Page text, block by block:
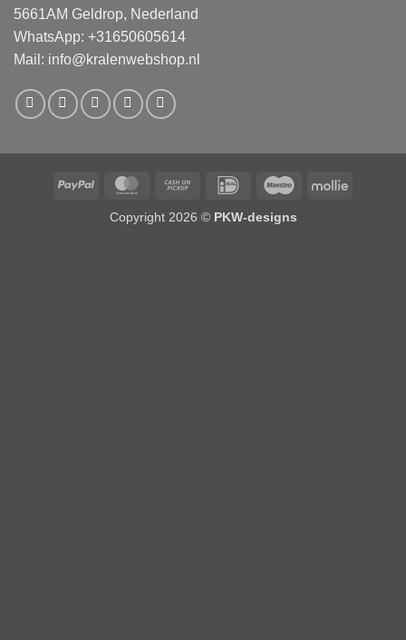
5661AM Geldrop, Nederland
WhatsApp: +31650605614
Mail: info@kralenwebshop.nl
PayPal MasterCardCash
Pickup
IDeal Maestro Mollie
Copyright 2026 © PKW-designs